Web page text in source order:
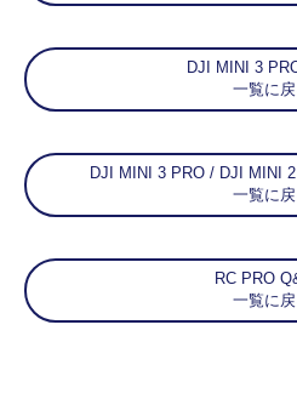
DJI MINI 3
一覧に
DJI MINI 3 PRO / DJI MINI
一覧に
RC PRO
一覧に